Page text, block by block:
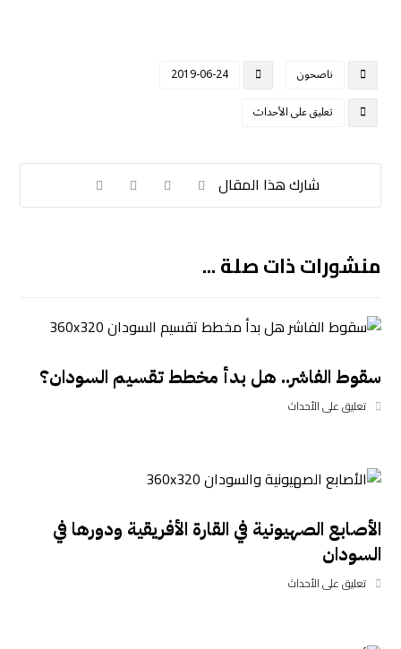
ناصحون
2019-06-24
تعليق على الأحداث
منشورات ذات صلة ...
سقوط الفاشر.. هل بدأ مخطط تقسيم السودان؟
تعليق على الأحداث
الأصابع الصهيونية في القارة الأفريقية ودورها في
السودان
تعليق على الأحداث